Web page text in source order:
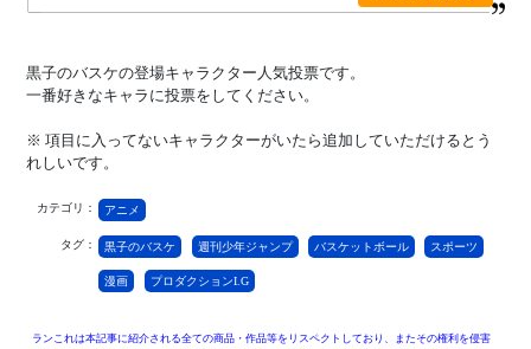
黒子のバスケの登場キャラクター人気投票です。
一番好きなキャラに投票をしてください。
※ 項目に入ってないキャラクターがいたら追加していただけるとう
れしいです。
カテゴリ： アニメ
タグ： 黒子のバスケ 週刊少年ジャンプ バスケットボール スポーツ
漫画 プロダクションI.G
ランこれは本記事に紹介される全ての商品・作品等をリスペクトしており、またその権利を侵害